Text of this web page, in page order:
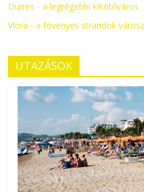
Durrës - a legrégebbi kikötőváros
Vlora - a fövenyes strandok városa
UTAZÁSOK